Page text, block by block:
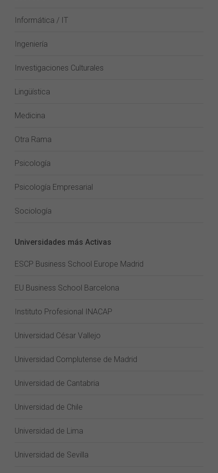
Informática / IT
Ingeniería
Investigaciones Culturales
Lingüística
Medicina
Otra Rama
Psicología
Psicología Empresarial
Sociología
Universidades más Activas
ESCP Business School Europe Madrid
EU Business School Barcelona
Instituto Profesional INACAP
Universidad César Vallejo
Universidad Complutense de Madrid
Universidad de Cantabria
Universidad de Chile
Universidad de Lima
Universidad de Sevilla